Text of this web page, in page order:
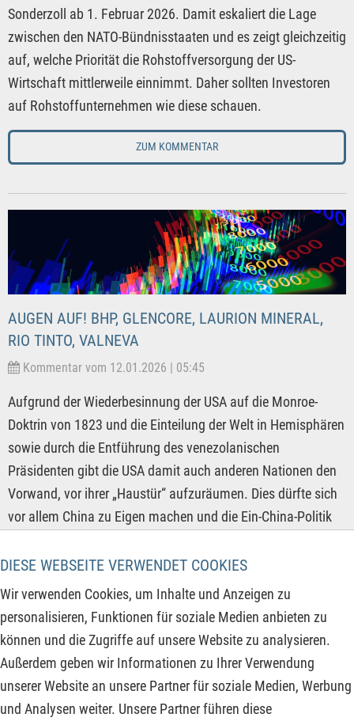
DIESE WEBSEITE VERWENDET COOKIES
Wir verwenden Cookies, um Inhalte und Anzeigen zu
personalisieren, Funktionen für soziale Medien anbieten zu
können und die Zugriffe auf unsere Website zu analysieren.
Außerdem geben wir Informationen zu Ihrer Verwendung
unserer Website an unsere Partner für soziale Medien, Werbung
und Analysen weiter. Unsere Partner führen diese
Sonderzoll ab 1. Februar 2026. Damit eskaliert die Lage
zwischen den NATO-Bündnisstaaten und es zeigt gleichzeitig
auf, welche Priorität die Rohstoffversorgung der US-
Wirtschaft mittlerweile einnimmt. Daher sollten Investoren
auf Rohstoffunternehmen wie diese schauen.
ZUM KOMMENTAR
AUGEN AUF! BHP, GLENCORE, LAURION MINERAL,
RIO TINTO, VALNEVA
Kommentar vom 12.01.2026 | 05:45
Aufgrund der Wiederbesinnung der USA auf die Monroe-
Doktrin von 1823 und die Einteilung der Welt in Hemisphären
sowie durch die Entführung des venezolanischen
Präsidenten gibt die USA damit auch anderen Nationen den
Vorwand, vor ihrer „Haustür“ aufzuräumen. Dies dürfte sich
vor allem China zu Eigen machen und die Ein-China-Politik
tatsächlich geschehen wird, ist nicht mehr die Frage,
sondern wahrscheinlich nur noch, wann die Besetzung von
Taiwan erfolgt. Entsprechend sollten sich die
Marktteilnehmer bereits aufstellen und dies bei zukünftigen
Investitionen berücksichtigen. Besonders die
Rohstoffversorgung liegt derzeit im Fokus, aber auch in
vielen anderen Bereichen ist Bewegung.